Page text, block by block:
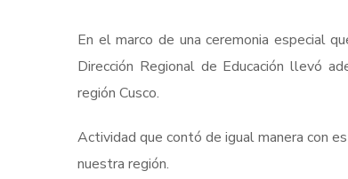
En el marco de una ceremonia especial
Dirección Regional de Educación llevó
región Cusco.
Actividad que contó de igual manera con
nuestra región.